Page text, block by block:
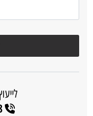
077-9973868